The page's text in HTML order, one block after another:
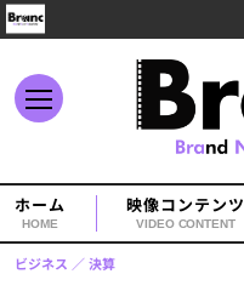
ホーム
HOME
映像コンテンツ
VIDEO CONTENT
ビジネス 決算